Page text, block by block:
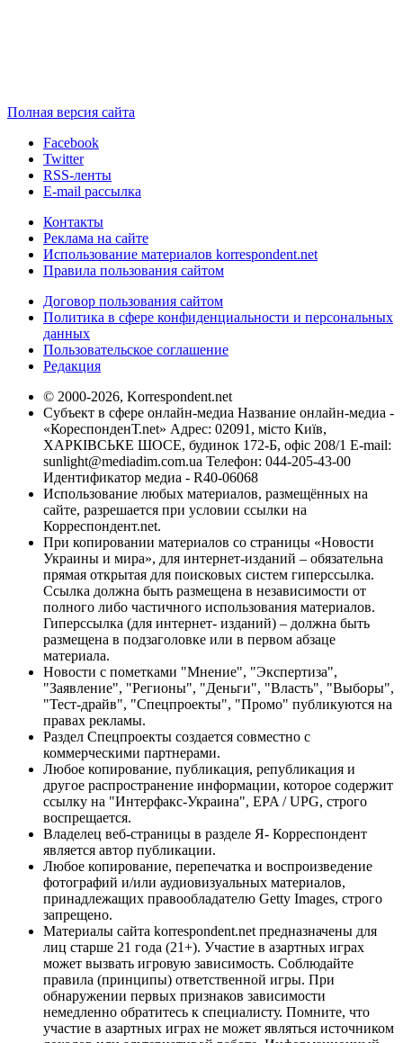
Полная версия сайта
Facebook
Twitter
RSS-ленты
E-mail рассылка
Контакты
Реклама на сайте
Использование материалов korrespondent.net
Правила пользования сайтом
Договор пользования сайтом
Политика в сфере конфиденциальности и персональных
данных
Пользовательское соглашение
Редакция
© 2000-2026, Korrespondent.net
Субъект в сфере онлайн-медиа Название онлайн-медиа -
«КореспонденТ.net» Адрес: 02091, місто Київ,
ХАРКІВСЬКЕ ШОСЕ, будинок 172-Б, офіс 208/1 E-mail:
sunlight@mediadim.com.ua Телефон: 044-205-43-00
Идентификатор медиа - R40-06068
Использование любых материалов, размещённых на
сайте, разрешается при условии ссылки на
Корреспондент.net.
При копировании материалов со страницы «Новости
Украины и мира», для интернет-изданий – обязательна
прямая открытая для поисковых систем гиперссылка.
Ссылка должна быть размещена в независимости от
полного либо частичного использования материалов.
Гиперссылка (для интернет- изданий) – должна быть
размещена в подзаголовке или в первом абзаце
материала.
Новости с пометками "Мнение", "Экспертиза",
"Заявление", "Регионы", "Деньги", "Власть", "Выборы",
"Тест-драйв", "Спецпроекты", "Промо" публикуются на
правах рекламы.
Раздел Спецпроекты создается совместно с
коммерческими партнерами.
Любое копирование, публикация, републикация и
другое распространение информации, которое содержит
ссылку на "Интерфакс-Украина", EPA / UPG, строго
воспрещается.
Владелец веб-страницы в разделе Я- Корреспондент
является автор публикации.
Любое копирование, перепечатка и воспроизведение
фотографий и/или аудиовизуальных материалов,
принадлежащих правообладателю Getty Images, строго
запрещено.
Материалы сайта korrespondent.net предназначены для
лиц старше 21 года (21+). Участие в азартных играх
может вызвать игровую зависимость. Соблюдайте
правила (принципы) ответственной игры. При
обнаружении первых признаков зависимости
немедленно обратитесь к специалисту. Помните, что
участие в азартных играх не может являться источником